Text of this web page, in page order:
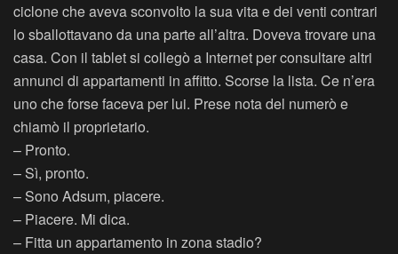
ciclone che aveva sconvolto la sua vita e dei venti contrari
lo sballottavano da una parte all’altra. Doveva trovare una
casa. Con il tablet si collegò a Internet per consultare altri
annunci di appartamenti in affitto. Scorse la lista. Ce n’era
uno che forse faceva per lui. Prese nota del numerò e
chiamò il proprietario.
– Pronto.
– Sì, pronto.
– Sono Adsum, piacere.
– Piacere. Mi dica.
– Fitta un appartamento in zona stadio?